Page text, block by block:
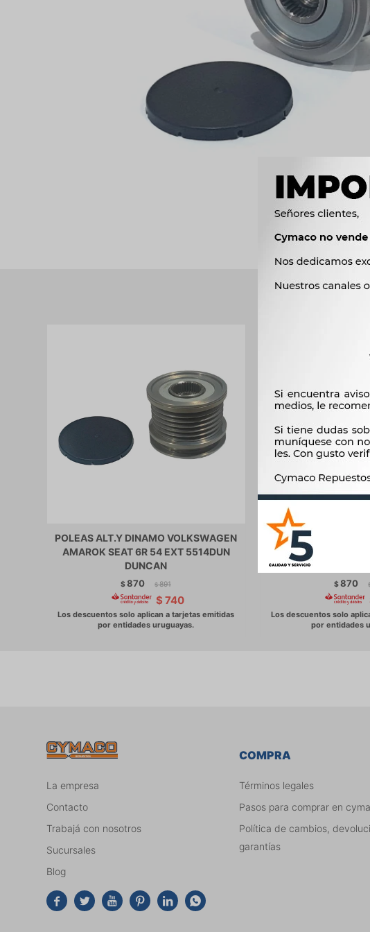
POLEAS ALT.Y DINAMO VOLKSWAGEN
AMAROK SEAT 6R 54 EXT 5514DUN
DUNCAN
$870 $ 891
$ 740
POLEAS ALT.Y
CHRYSLER-
$870
La empresa
Contacto
Trabajá con nosotros
Sucursales
Blog
     
COMPRA
Términos legales
Pasos para comprar en
Política de cambios,
garantías